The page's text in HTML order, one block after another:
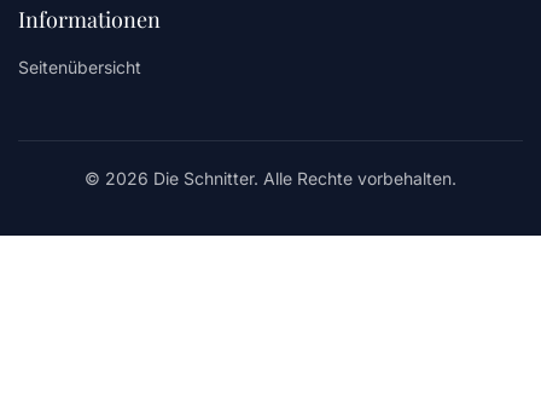
Informationen
Seitenübersicht
© 2026 Die Schnitter. Alle Rechte vorbehalten.